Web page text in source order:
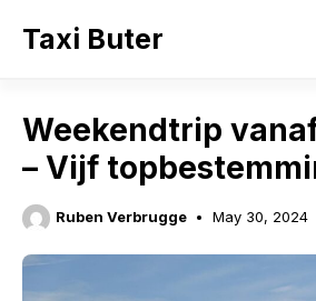
Taxi Buter
Weekendtrip
– Vijf
Ruben Verbrugge May 30, 2024